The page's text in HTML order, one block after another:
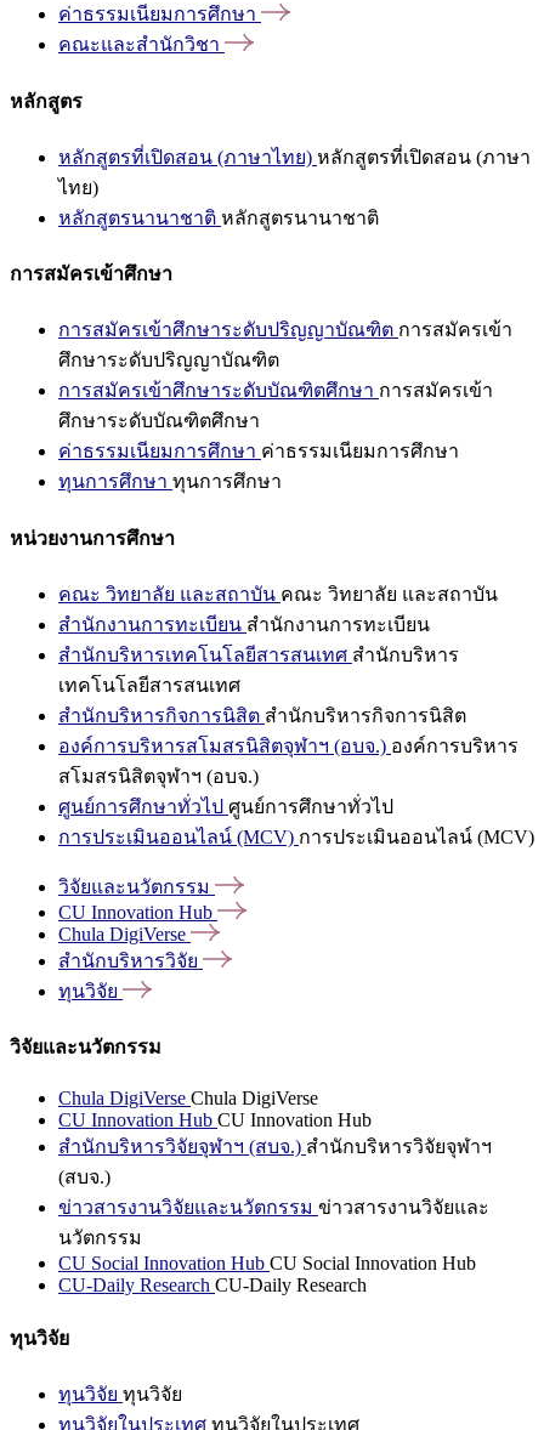
ค่าธรรมเนียมการศึกษา
คณะและสำนักวิชา
หลักสูตร
หลักสูตรที่เปิดสอน (ภาษาไทย) หลักสูตรที่เปิดสอน (ภาษา
ไทย)
หลักสูตรนานาชาติ หลักสูตรนานาชาติ
การสมัครเข้าศึกษา
การสมัครเข้าศึกษาระดับปริญญาบัณฑิต การสมัครเข้า
ศึกษาระดับปริญญาบัณฑิต
การสมัครเข้าศึกษาระดับบัณฑิตศึกษา การสมัครเข้า
ศึกษาระดับบัณฑิตศึกษา
ค่าธรรมเนียมการศึกษา ค่าธรรมเนียมการศึกษา
ทุนการศึกษา ทุนการศึกษา
หน่วยงานการศึกษา
คณะ วิทยาลัย และสถาบัน คณะ วิทยาลัย และสถาบัน
สำนักงานการทะเบียน สำนักงานการทะเบียน
สำนักบริหารเทคโนโลยีสารสนเทศ สำนักบริหาร
เทคโนโลยีสารสนเทศ
สำนักบริหารกิจการนิสิต สำนักบริหารกิจการนิสิต
องค์การบริหารสโมสรนิสิตจุฬาฯ (อบจ.) องค์การบริหาร
สโมสรนิสิตจุฬาฯ (อบจ.)
ศูนย์การศึกษาทั่วไป ศูนย์การศึกษาทั่วไป
การประเมินออนไลน์ (MCV) การประเมินออนไลน์ (MCV)
วิจัยและนวัตกรรม
CU Innovation Hub
Chula DigiVerse
สำนักบริหารวิจัย
ทุนวิจัย
วิจัยและนวัตกรรม
Chula DigiVerse Chula DigiVerse
CU Innovation Hub CU Innovation Hub
สำนักบริหารวิจัยจุฬาฯ (สบจ.) สำนักบริหารวิจัยจุฬาฯ
(สบจ.)
ข่าวสารงานวิจัยและนวัตกรรม ข่าวสารงานวิจัยและ
นวัตกรรม
CU Social Innovation Hub CU Social Innovation Hub
CU-Daily Research CU-Daily Research
ทุนวิจัย
ทุนวิจัย ทุนวิจัย
ทุนวิจัยในประเทศ ทุนวิจัยในประเทศ